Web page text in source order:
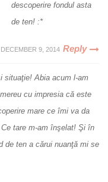
descoperire fondul asta
de ten! :*
DECEMBER 9, 2014 Reply
situaţie! Abia acum l-am
cu impresia că este
mare ce îmi va da
tare m-am înşelat! Şi în
de ten a cărui nuanţă mi se